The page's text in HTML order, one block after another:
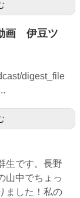
画 伊豆ツ
digest_file
生です。長野
山中でちょっ
ました！私の